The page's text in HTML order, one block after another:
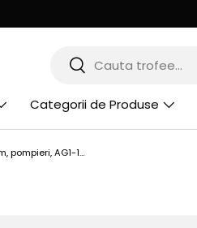
Cauta
Cauta
Categorii de Produse
Trofeu de sticla, 12 cm, pompieri, AG1-12/FIR1